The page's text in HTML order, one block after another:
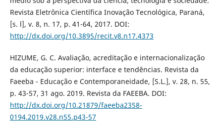
Revista Eletrônica Científica Inovação Tecnológica, Paraná,
[s. l], v. 8, n. 17, p. 41-64, 2017. DOI:
http://dx.doi.org/10.3895/recit.v8.n17.4373
HIZUME, G. C. Avaliação, acreditação e internacionalização
da educação superior: interface e tendências. Revista da
Faeeba - Educação e Contemporaneidade, [S.L.], v. 28, n. 55,
p. 43-57, 31 ago. 2019. Revista da FAEEBA. DOI:
http://dx.doi.org/10.21879/faeeba2358-
0194.2019.v28.n55.p43-57